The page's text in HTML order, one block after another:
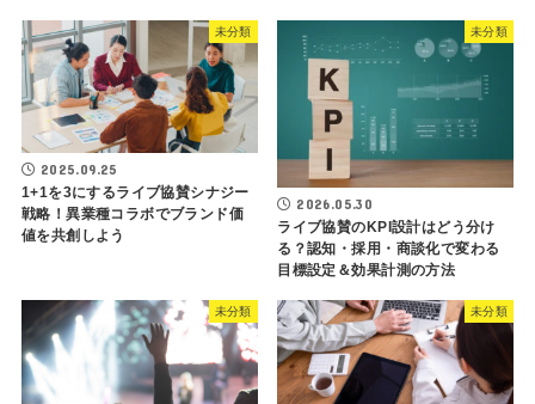
未分類
2025.09.25
1+1を3にするライブ協賛シナジー
戦略！異業種コラボでブランド価
値を共創しよう
未分類
2026.05.30
ライブ協賛のKPI設計はどう分け
る？認知・採用・商談化で変わる
目標設定＆効果計測の方法
未分類 未分類